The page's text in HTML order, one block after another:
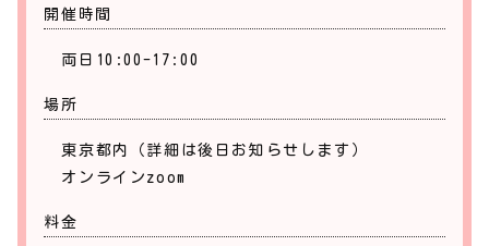
ために、今ここに描けていない可能性を潜在意識から
ご自身で引き出してもらい、無限の可能性から選択し
＜セラピストからのメッセージ＞
開催時間
両日10:00-17:00
場所
東京都内（詳細は後日お知らせします）
オンラインzoom
料金